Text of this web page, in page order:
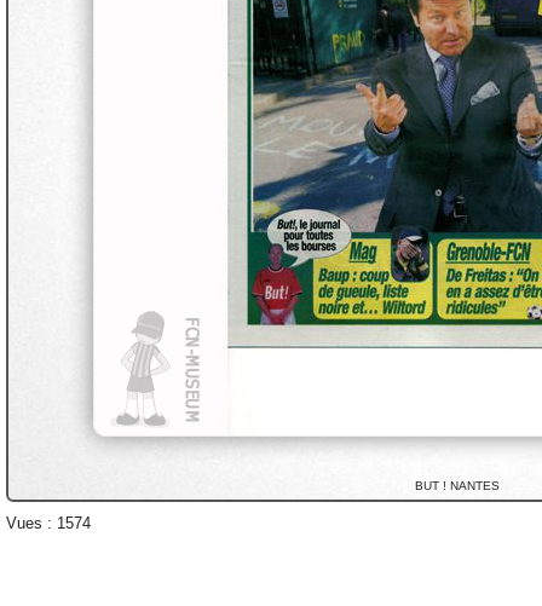
BUT ! NANTES
Vues : 1574